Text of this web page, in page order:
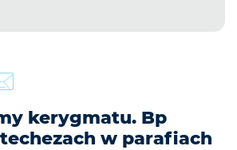
kerygmatu. Bp
w parafiach